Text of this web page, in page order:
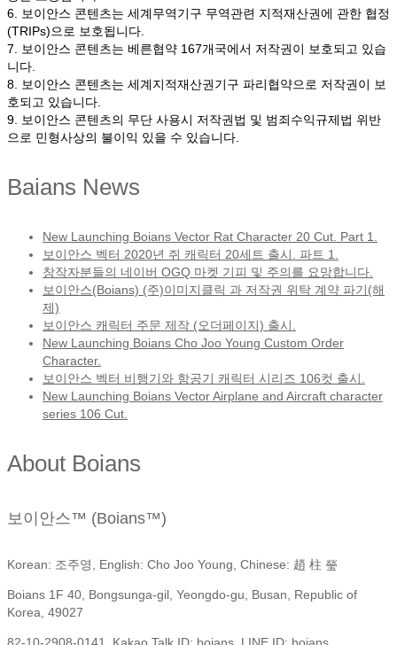
6. 보이안스 콘텐츠는 세계무역기구 무역관련 지적재산권에 관한 협정
(TRIPs)으로 보호됩니다.
7. 보이안스 콘텐츠는 베른협약 167개국에서 저작권이 보호되고 있습
니다.
8. 보이안스 콘텐츠는 세계지적재산권기구 파리협약으로 저작권이 보
호되고 있습니다.
9. 보이안스 콘텐츠의 무단 사용시 저작권법 및 범죄수익규제법 위반
으로 민형사상의 불이익 있을 수 있습니다.
Baians News
New Launching Boians Vector Rat Character 20 Cut. Part 1.
보이안스 벡터 2020년 쥐 캐릭터 20세트 출시. 파트 1.
창작자분들의 네이버 OGQ 마켓 기피 및 주의를 요망합니다.
보이안스(Boians) (주)이미지클릭 과 저작권 위탁 계약 파기(해
제)
보이안스 캐릭터 주문 제작 (오더페이지) 출시.
New Launching Boians Cho Joo Young Custom Order
Character.
보이안스 벡터 비행기와 항공기 캐릭터 시리즈 106컷 출시.
New Launching Boians Vector Airplane and Aircraft character
series 106 Cut.
About Boians
보이안스™ (Boians™)
Korean: 조주영, English: Cho Joo Young, Chinese: 趙 柱 瑩
Boians 1F 40, Bongsunga-gil, Yeongdo-gu, Busan, Republic of
Korea, 49027